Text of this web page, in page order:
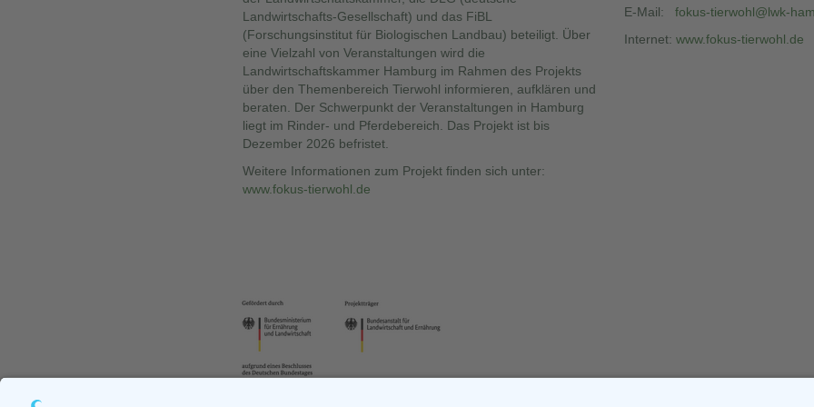
Landwirtschafts-Gesellschaft) und das FiBL
(Forschungsinstitut für Biologischen Landbau) beteiligt. Über
eine Vielzahl von Veranstaltungen wird die
Landwirtschaftskammer Hamburg im Rahmen des Projekts
über den Themenbereich Tierwohl informieren, aufklären und
beraten. Der Schwerpunkt der Veranstaltungen in Hamburg
liegt im Rinder- und Pferdebereich. Das Projekt ist bis
Dezember 2026 befristet.
Weitere Informationen zum Projekt finden sich unter:
www.fokus-tierwohl.de
E-Mail: fokus-tierwohl@lwk-
Internet: www.fokus-tierwohl.de